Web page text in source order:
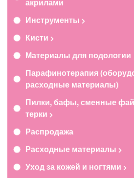
акрилами
Инструменты
Кисти
Материалы для подологии
Парафинотерапия
расходные материалы)
Пилки, бафы, сменные
терки
Распродажа
Расходные материалы
Уход за кожей и ногтями